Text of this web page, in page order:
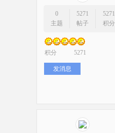
0
主题
5271
帖子
5271
积分
积分 5271
发消息